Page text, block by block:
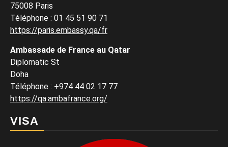
75008 Paris
Téléphone : 01 45 51 90 71
https://paris.embassy.qa/fr
Ambassade de France au Qatar
Diplomatic St
Doha
Téléphone : +974 44 02 17 77
https://qa.ambafrance.org/
VISA